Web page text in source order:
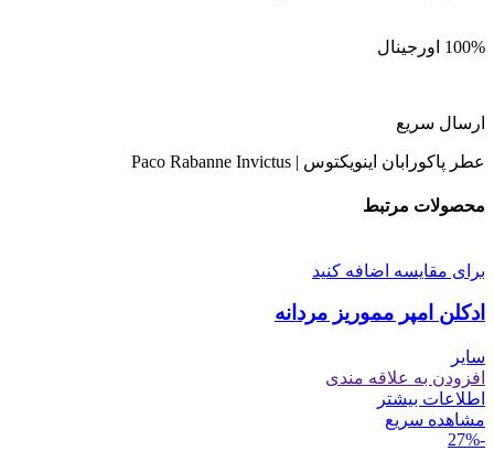
100% اورجینال
ارسال سریع
عطر پاکورابان اینویکتوس | Paco Rabanne Invictus
محصولات مرتبط
برای مقایسه اضافه کنید
ادکلن امپر مموریز مردانه
سایر
افزودن به علاقه مندی
اطلاعات بیشتر
مشاهده سریع
-27%